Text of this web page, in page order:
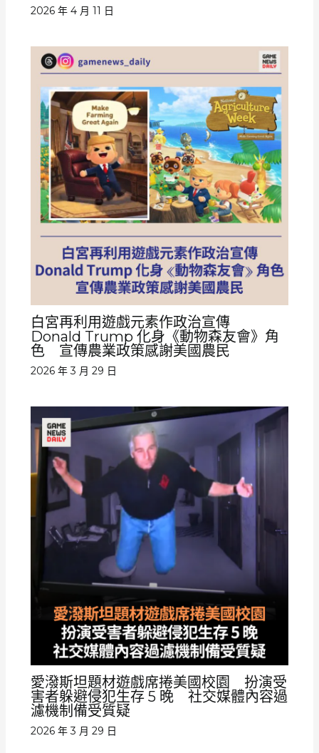
2026 年 4 月 11 日
白宮再利用遊戲元素作政治宣傳
Donald Trump 化身《動物森友會》角
色 宣傳農業政策感謝美國農民
2026 年 3 月 29 日
愛潑斯坦題材遊戲席捲美國校園 扮演受
害者躲避侵犯生存 5 晚 社交媒體內容過
濾機制備受質疑
2026 年 3 月 29 日